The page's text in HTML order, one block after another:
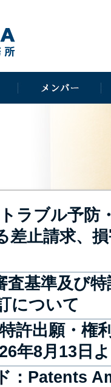
ラブル予防
差止請求、
査基準及び
について
許出願・権
年8月13日
：Patents